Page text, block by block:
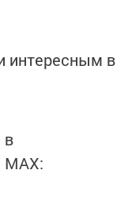
интересным в
в
MАХ: